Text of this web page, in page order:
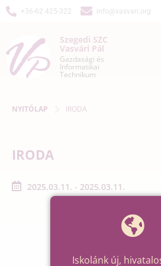
+36-62 425-322 info@vasvari.org
Szegedi SZC
Vasvári Pál
Gazdasági és
Informatikai
Technikum
NYITÓLAP IRODA
IRODA
2025.03.11. - 2025.03.11.
Iskolánk új,